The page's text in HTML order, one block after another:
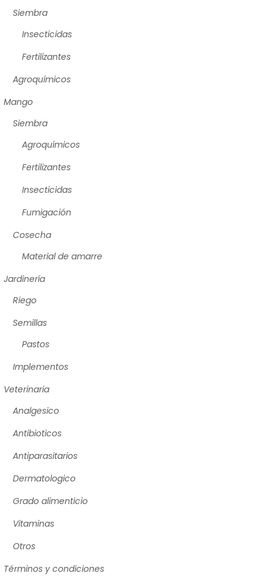
Siembra
Insecticidas
Fertilizantes
Agroquímicos
Mango
Siembra
Agroquímicos
Fertilizantes
Insecticidas
Fumigación
Cosecha
Material de amarre
Jardinería
Riego
Semillas
Pastos
Implementos
Veterinaria
Analgesico
Antibioticos
Antiparasitarios
Dermatologico
Grado alimenticio
Vitaminas
Otros
Términos y condiciones